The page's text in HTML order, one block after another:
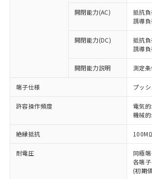
開閉能力(AC)
抵抗
誘導
開閉能力(DC)
抵抗
誘導
開閉能力説明 測定
端子仕様 プッ
許容操作頻度
電気
機械
絶縁抵抗
耐電圧
同極
各端
(初期
ご利用条件
ご利用ください。
本サービスは、当社制御機
商品の当社在庫状況および標
(税抜)を提供させていただく
当社制御機器事業取扱商品
本サービスの対象外となる
ことをご了承ください。
在庫状況および標準価格照会
対応済み：EU RoHS指令（10
非含有に対応した製品が提供可能
対応予定：EU RoHS指令（10物
有に対応した製品に切り替える予
対応予定なし：EU RoHS指令（
非含有に非対応の商品で、対応品
定はありません。
調査・確認中：EU RoHS指令（
非含有の対応状況を調査中または
害物質有無と関係のない商品です。
仕入先様の事情により、非含有部
いたものが、含有品と判明した場
むを得ず変更することがあります。
※1 中国RoHS○×表
「○」：最大均質材料含有率が中
基準値以下であることを示します。
「×」：最大均質材料含有率が中国
基準値を超えていることを示しま
「－」：未確認です。当社販売部門
当社は、これら貴社製品の
為替および外国貿易法に定め